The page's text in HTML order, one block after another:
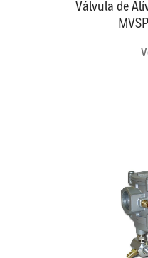
Válvula de